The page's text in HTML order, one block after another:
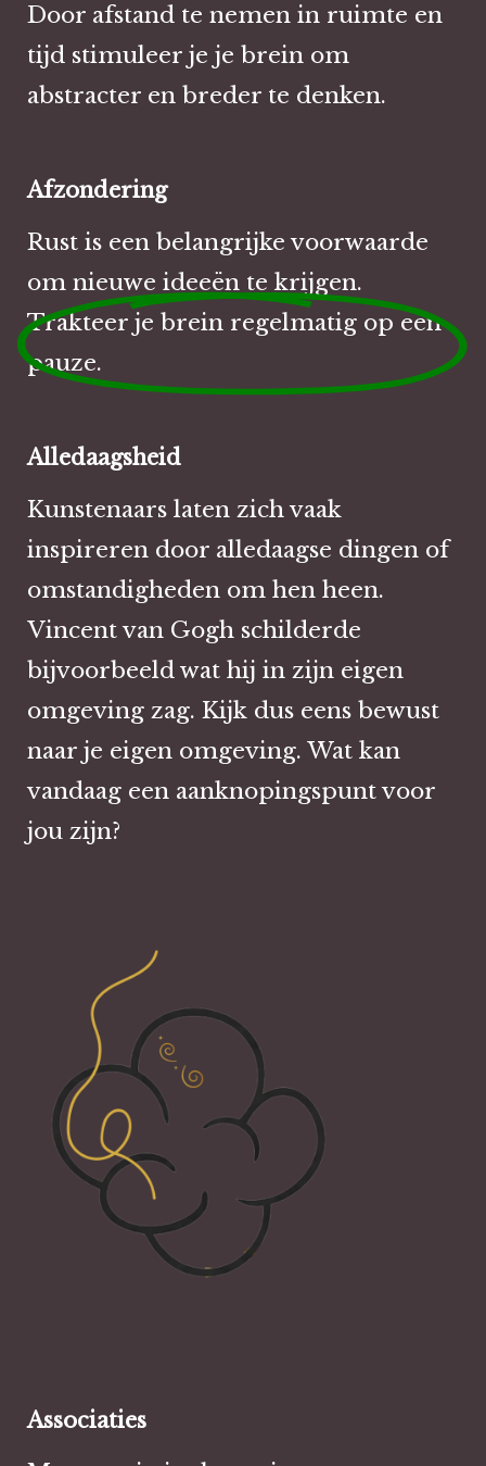
Door afstand te nemen in ruimte en
tijd stimuleer je je brein om
abstracter en breder te denken.
Afzondering
Rust is een belangrijke voorwaarde
om nieuwe ideeën te krijgen.
Trakteer je brein regelmatig op een
pauze.
Alledaagsheid
Kunstenaars laten zich vaak
inspireren door alledaagse dingen of
omstandigheden om hen heen.
Vincent van Gogh schilderde
bijvoorbeeld wat hij in zijn eigen
omgeving zag. Kijk dus eens bewust
naar je eigen omgeving. Wat kan
vandaag een aanknopingspunt voor
jou zijn?
Associaties